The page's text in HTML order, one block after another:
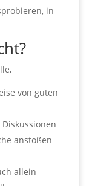
in
von guten
anstoßen
allein